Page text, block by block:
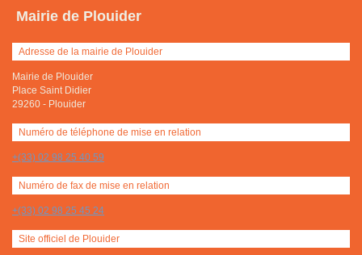
Mairie de Plouider
Adresse de la mairie de Plouider
Mairie de Plouider
Place Saint Didier
29260 - Plouider
Numéro de téléphone de mise en relation
+(33) 02 98 25 40 59
Numéro de fax de mise en relation
+(33) 02 98 25 45 24
Site officiel de Plouider